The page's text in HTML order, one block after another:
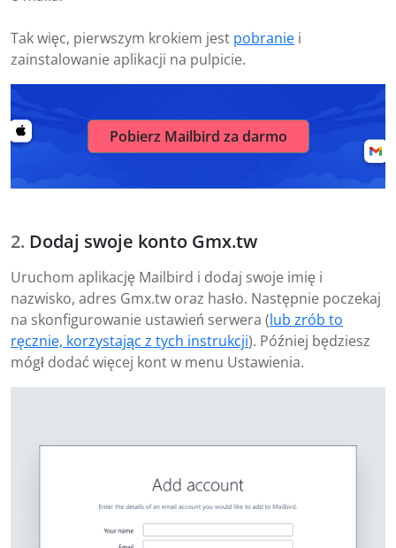
Tak więc, pierwszym krokiem jest pobranie i
zainstalowanie aplikacji na pulpicie.
Pobierz Mailbird za darmo
Dodaj swoje konto Gmx.tw
Uruchom aplikację Mailbird i dodaj swoje imię i
nazwisko, adres Gmx.tw oraz hasło. Następnie poczekaj
na skonfigurowanie ustawień serwera (lub zrób to
ręcznie, korzystając z tych instrukcji). Później będziesz
mógł dodać więcej kont w menu Ustawienia.